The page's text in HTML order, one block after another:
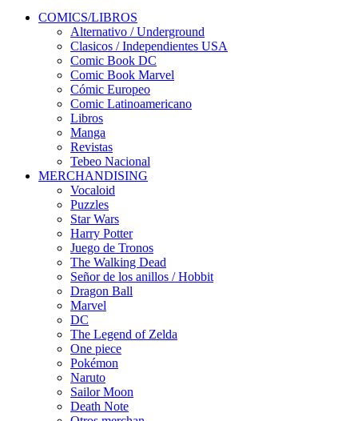
COMICS/LIBROS
Alternativo / Underground
Clasicos / Independientes USA
Comic Book DC
Comic Book Marvel
Cómic Europeo
Comic Latinoamericano
Libros
Manga
Revistas
Tebeo Nacional
MERCHANDISING
Vocaloid
Puzzles
Star Wars
Harry Potter
Juego de Tronos
The Walking Dead
Señor de los anillos / Hobbit
Dragon Ball
Marvel
DC
The Legend of Zelda
One piece
Pokémon
Naruto
Sailor Moon
Death Note